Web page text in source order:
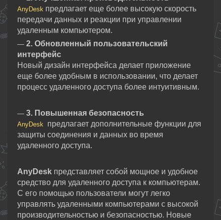
AnyDesk предлагает еще более высокую скорость
передачи данных и реакции при управлении
удаленным компьютером.
— 2. Обновленный пользовательский
интерфейс
Новый дизайн интерфейса делает приложение
еще более удобным в использовании, что делает
процесс удаленного доступа более интуитивным.
— 3. Повышенная безопасность
AnyDesk предлагает дополнительные функции для
защиты соединения и данных во время
удаленного доступа.
AnyDesk представляет собой мощное и удобное
средство для удаленного доступа к компьютерам.
С его помощью пользователи могут легко
управлять удаленными компьютерами с высокой
производительностью и безопасностью. Новые